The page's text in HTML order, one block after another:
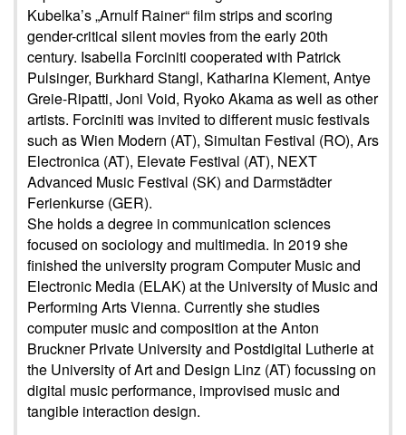
Kubelka’s „Arnulf Rainer“ film strips and scoring
gender-critical silent movies from the early 20th
century. Isabella Forciniti cooperated with Patrick
Pulsinger, Burkhard Stangl, Katharina Klement, Antye
Greie-Ripatti, Joni Void, Ryoko Akama as well as other
artists. Forciniti was invited to different music festivals
such as Wien Modern (AT), Simultan Festival (RO), Ars
Electronica (AT), Elevate Festival (AT), NEXT
Advanced Music Festival (SK) and Darmstädter
Ferienkurse (GER).
She holds a degree in communication sciences
focused on sociology and multimedia. In 2019 she
finished the university program Computer Music and
Electronic Media (ELAK) at the University of Music and
Performing Arts Vienna. Currently she studies
computer music and composition at the Anton
Bruckner Private University and Postdigital Lutherie at
the University of Art and Design Linz (AT) focussing on
digital music performance, improvised music and
tangible interaction design.